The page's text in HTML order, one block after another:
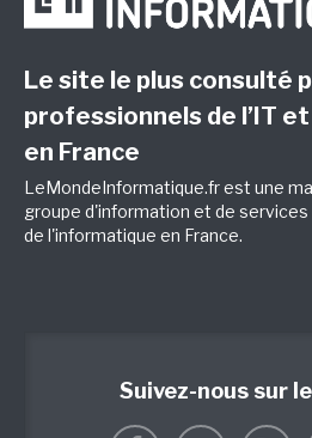
Le site le plus consulté
professionnels de l’IT
en France
LeMondeInformatique.fr est une
groupe d'information et de
de l'informatique en France.
Suivez-nous sur